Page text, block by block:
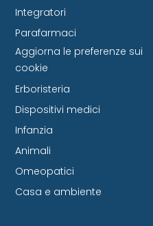
Integratori
Parafarmaci
Aggiorna le preferenze sui
cookie
Erboristeria
Dispositivi medici
Infanzia
Animali
Omeopatici
Casa e ambiente